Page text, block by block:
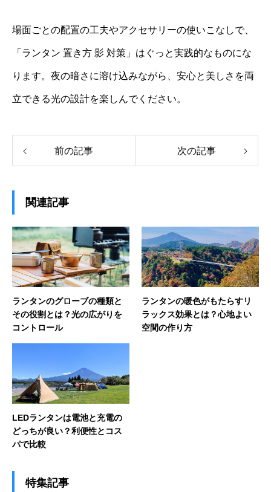
場面ごとの配置の工夫やアクセサリーの使いこなしで、
「ランタン 置き方 影 対策」はぐっと実践的なものにな
ります。夜の暗さに溶け込みながら、安心と美しさを両
立できる光の設計を楽しんでください。
前の記事 次の記事
関連記事
ランタンのグローブの種類と
その役割とは？光の広がりを
コントロール
ランタンの暖色がもたらすリ
ラックス効果とは？心地よい
空間の作り方
LEDランタンは電池と充電の
どっちが良い？利便性とコス
パで比較
特集記事